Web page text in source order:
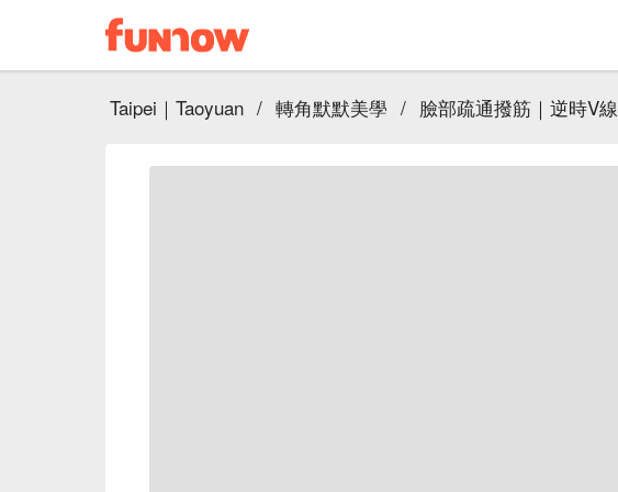
Taipei｜Taoyuan / 轉角默默美學 / 臉部疏通撥筋｜逆時V線